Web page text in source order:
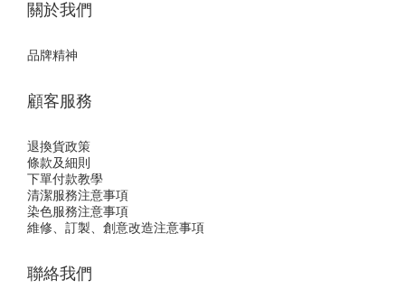
關於我們
品牌精神
顧客服務
退換貨政策
條款及細則
下單付款教學
清潔服務注意事項
染色服務注意事項
維修、訂製、創意改造注意事項
聯絡我們